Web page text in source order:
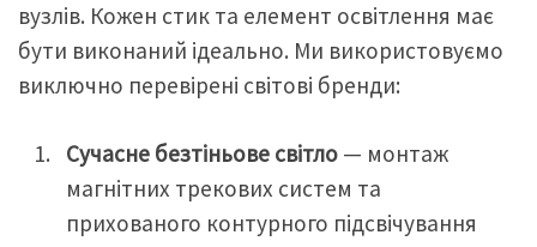
вузлів. Кожен стик та елемент освітлення має
бути виконаний ідеально. Ми використовуємо
виключно перевірені світові бренди:
Сучасне безтіньове світло — монтаж
магнітних трекових систем та
прихованого контурного підсвічування